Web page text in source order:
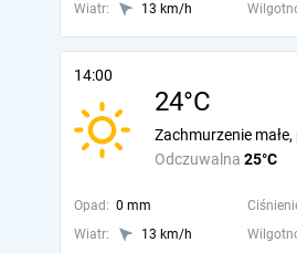
Wiatr:
13 km/h
14:00
24°C
Odczuwalna 25°C
Zachmurzenie
Opad: 0 mm
Wiatr:
13 km/h